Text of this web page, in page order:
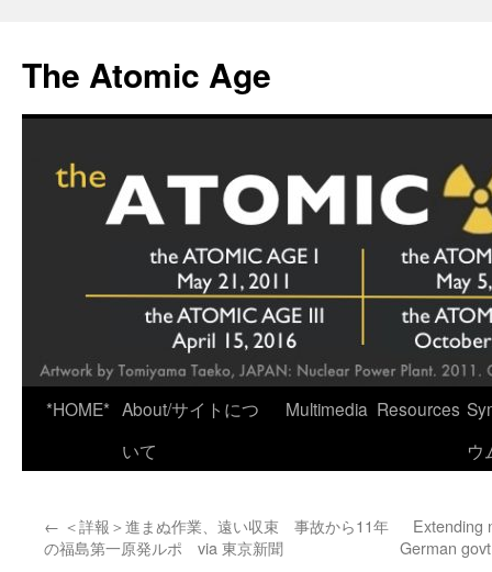
content
The Atomic Age
*HOME* About/サイトにつ
いて
Multimedia Resources
ウ
← ＜詳報＞進まぬ作業、遠い収束 事故から11年
の福島第一原発ルポ via 東京新聞
Extending
German